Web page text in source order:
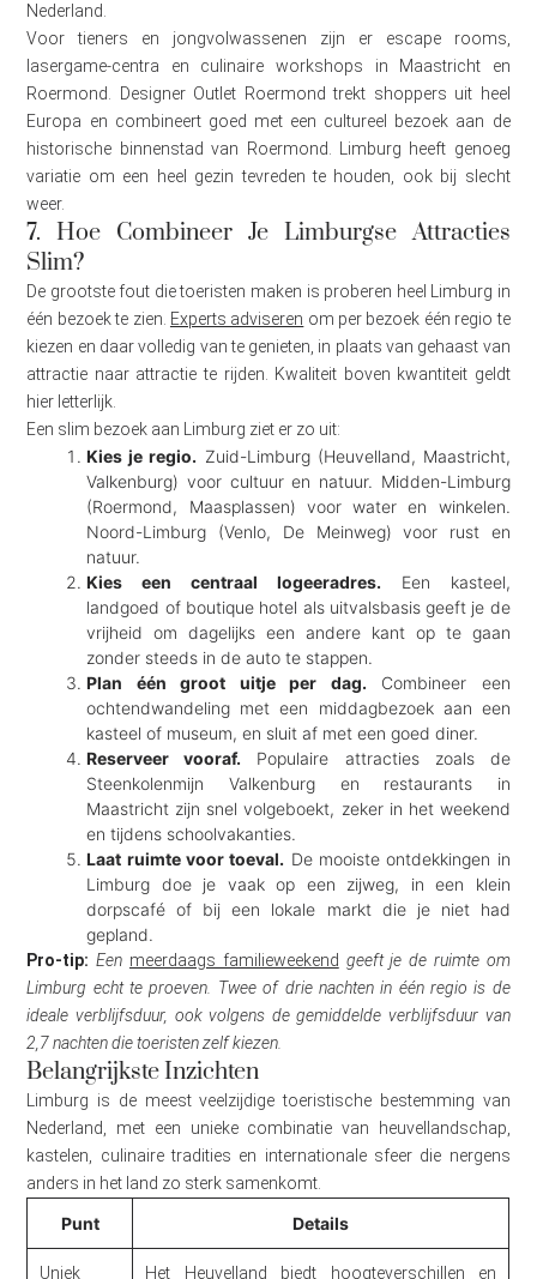
Nederland.
Voor tieners en jongvolwassenen zijn er escape rooms,
lasergame-centra en culinaire workshops in Maastricht en
Roermond. Designer Outlet Roermond trekt shoppers uit heel
Europa en combineert goed met een cultureel bezoek aan de
historische binnenstad van Roermond. Limburg heeft genoeg
variatie om een heel gezin tevreden te houden, ook bij slecht
weer.
7. Hoe Combineer Je Limburgse Attracties
Slim?
De grootste fout die toeristen maken is proberen heel Limburg in
één bezoek te zien. Experts adviseren om per bezoek één regio te
kiezen en daar volledig van te genieten, in plaats van gehaast van
attractie naar attractie te rijden. Kwaliteit boven kwantiteit geldt
hier letterlijk.
Een slim bezoek aan Limburg ziet er zo uit:
Kies je regio. Zuid-Limburg (Heuvelland, Maastricht,
Valkenburg) voor cultuur en natuur. Midden-Limburg
(Roermond, Maasplassen) voor water en winkelen.
Noord-Limburg (Venlo, De Meinweg) voor rust en
natuur.
Kies een centraal logeeradres. Een kasteel,
landgoed of boutique hotel als uitvalsbasis geeft je de
vrijheid om dagelijks een andere kant op te gaan
zonder steeds in de auto te stappen.
Plan één groot uitje per dag. Combineer een
ochtendwandeling met een middagbezoek aan een
kasteel of museum, en sluit af met een goed diner.
Reserveer vooraf. Populaire attracties zoals de
Steenkolenmijn Valkenburg en restaurants in
Maastricht zijn snel volgeboekt, zeker in het weekend
en tijdens schoolvakanties.
Laat ruimte voor toeval. De mooiste ontdekkingen in
Limburg doe je vaak op een zijweg, in een klein
dorpscafé of bij een lokale markt die je niet had
gepland.
Pro-tip: Een meerdaags familieweekend geeft je de ruimte om
Limburg echt te proeven. Twee of drie nachten in één regio is de
ideale verblijfsduur, ook volgens de gemiddelde verblijfsduur van
2,7 nachten die toeristen zelf kiezen.
Belangrijkste Inzichten
Limburg is de meest veelzijdige toeristische bestemming van
Nederland, met een unieke combinatie van heuvellandschap,
kastelen, culinaire tradities en internationale sfeer die nergens
anders in het land zo sterk samenkomt.
Punt Details
Uniek Het Heuvelland biedt hoogteverschillen en